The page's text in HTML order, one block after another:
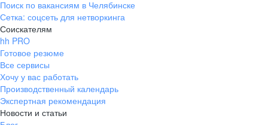
Поиск по вакансиям в Челябинске
Сетка: соцсеть для нетворкинга
Соискателям
hh PRO
Готовое резюме
Все сервисы
Хочу у вас работать
Производственный календарь
Экспертная рекомендация
Новости и статьи